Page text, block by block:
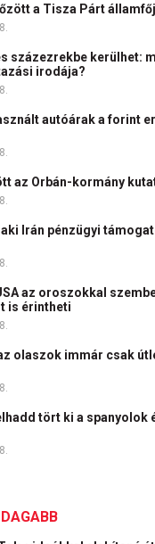
a Tisza Párt
százezrekbe kerülhet:
irodája?
autóárak a forint
az Orbán-kormány
Irán pénzügyi
az oroszokkal
is érintheti
olaszok immár csak
tört ki a spanyolok